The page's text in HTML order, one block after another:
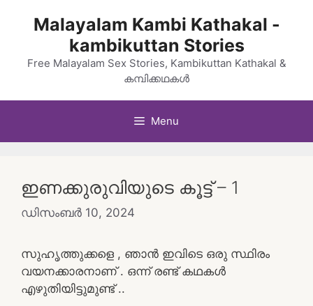
Malayalam Kambi Kathakal -
kambikuttan Stories
Free Malayalam Sex Stories, Kambikuttan Kathakal &
കമ്പിക്കഥകൾ
Menu
ഇണക്കുരുവിയുടെ കൂട്ട് – 1
ഡിസംബർ 10, 2024
സുഹൃത്തുക്കളെ , ഞാൻ ഇവിടെ ഒരു സ്ഥിരം
വയനക്കാരനാണ് . ഒന്ന് രണ്ട് കഥകൾ
എഴുതിയിട്ടുമുണ്ട് ..